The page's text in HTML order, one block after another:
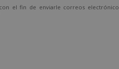
el fin de enviarle correos
a la dirección